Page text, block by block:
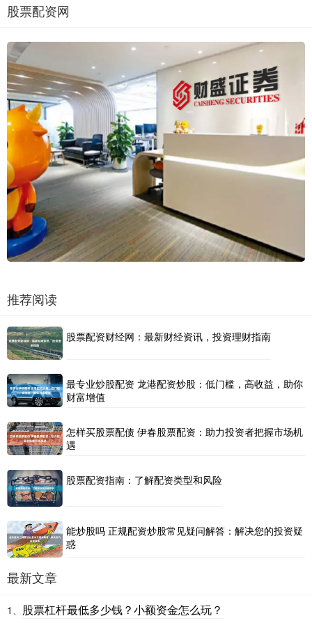
股票配资网
推荐阅读
股票配资财经网：最新财经资讯，投资理财指南
最专业炒股配资 龙港配资炒股：低门槛，高收益，助你
财富增值
怎样买股票配债 伊春股票配资：助力投资者把握市场机
遇
股票配资指南：了解配资类型和风险
能炒股吗 正规配资炒股常见疑问解答：解决您的投资疑
惑
最新文章
1、 股票杠杆最低多少钱？小额资金怎么玩？